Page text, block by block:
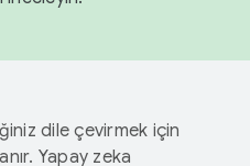
dile çevirmek için
Yapay zeka